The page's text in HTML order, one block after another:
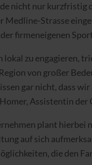
nicht nur kurzfristig
Medline-Strasse
firmeneigenen
lokal zu engagieren,
von großer
gar nicht, dass
Assistentin
plant hierbei
auf sich
die den